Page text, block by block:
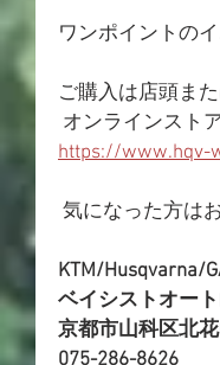
ワンポイントの
ご購入は店頭ま
オンラインスト
https://www.hqv-
気になった方は
KTM/Husqvarna/
ベイシストオー
京都市山科区北